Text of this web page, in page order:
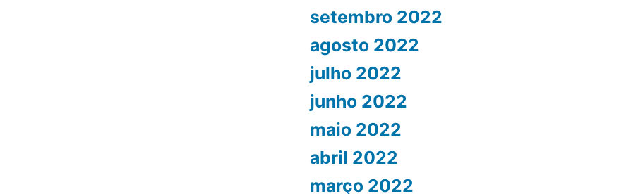
setembro 2022
agosto 2022
julho 2022
junho 2022
maio 2022
abril 2022
março 2022